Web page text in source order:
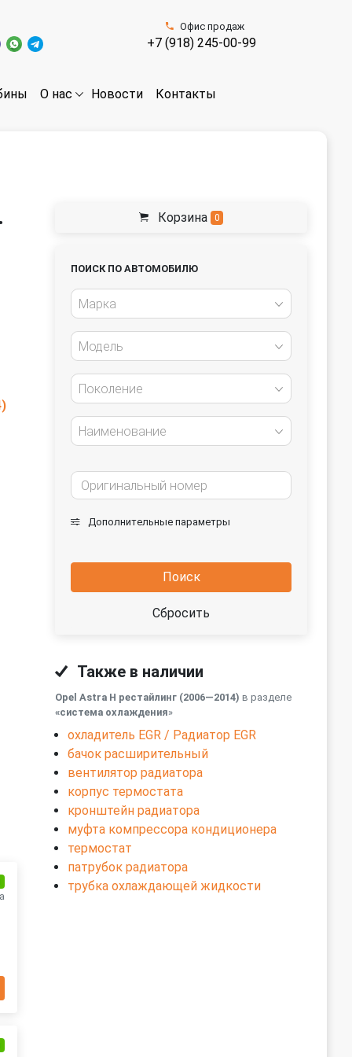
Офис продаж
+7 (918) 245-00-99
О нас Новости Контакты
Корзина 0
ПОИСК ПО АВТОМОБИЛЮ
Марка
Модель
Поколение
Наименование
Дополнительные параметры
Поиск
Сбросить
Также в наличии
Opel Astra H рестайлинг (2006—2014) в разделе
«система охлаждения»
охладитель EGR / Радиатор EGR
бачок расширительный
вентилятор радиатора
корпус термостата
кронштейн радиатора
муфта компрессора кондиционера
термостат
патрубок радиатора
трубка охлаждающей жидкости